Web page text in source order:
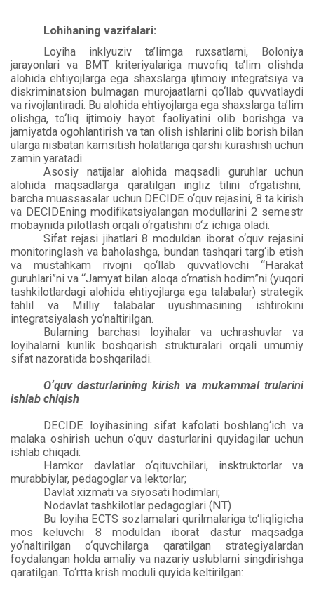
Lohihaning vazifalari:
Loyiha inklyuziv ta’limga ruxsatlarni, Boloniya
jarayonlari va BMT kriteriyalariga muvofiq ta’lim olishda
alohida ehtiyojlarga ega shaxslarga ijtimoiy integratsiya va
diskriminatsion bulmagan murojaatlarni qo‘llab quvvatlaydi
va rivojlantiradi. Bu alohida ehtiyojlarga ega shaxslarga ta’lim
olishga, to‘liq ijtimoiy hayot faoliyatini olib borishga va
jamiyatda ogohlantirish va tan olish ishlarini olib borish bilan
ularga nisbatan kamsitish holatlariga qarshi kurashish uchun
zamin yaratadi.
Asosiy natijalar alohida maqsadli guruhlar uchun
alohida maqsadlarga qaratilgan ingliz tilini o‘rgatishni,
barcha muassasalar uchun DECIDE o‘quv rejasini, 8 ta kirish
va DECIDEning modifikatsiyalangan modullarini 2 semestr
mobaynida pilotlash orqali o‘rgatishni o‘z ichiga oladi.
Sifat rejasi jihatlari 8 moduldan iborat o‘quv rejasini
monitoringlash va baholashga, bundan tashqari targ‘ib etish
va mustahkam rivojni qo‘llab quvvatlovchi “Harakat
guruhlari”ni va “Jamyat bilan aloqa o‘rnatish hodim”ni (yuqori
tashkilotlardagi alohida ehtiyojlarga ega talabalar) strategik
tahlil va Milliy talabalar uyushmasining ishtirokini
integratsiyalash yo‘naltirilgan.
Bularning barchasi loyihalar va uchrashuvlar va
loyihalarni kunlik boshqarish strukturalari orqali umumiy
sifat nazoratida boshqariladi.
O‘quv dasturlarining kirish va mukammal trularini
ishlab chiqish
DECIDE loyihasining sifat kafolati boshlang‘ich va
malaka oshirish uchun o‘quv dasturlarini quyidagilar uchun
ishlab chiqadi:
Hamkor davlatlar o‘qituvchilari, insktruktorlar va
murabbiylar, pedagoglar va lektorlar;
Davlat xizmati va siyosati hodimlari;
Nodavlat tashkilotlar pedagoglari (NT)
Bu loyiha ECTS sozlamalari qurilmalariga to‘liqligicha
mos keluvchi 8 moduldan iborat dastur maqsadga
yo‘naltirilgan o‘quvchilarga qaratilgan strategiyalardan
foydalangan holda amaliy va nazariy uslublarni singdirishga
qaratilgan. To‘rtta krish moduli quyida keltirilgan: